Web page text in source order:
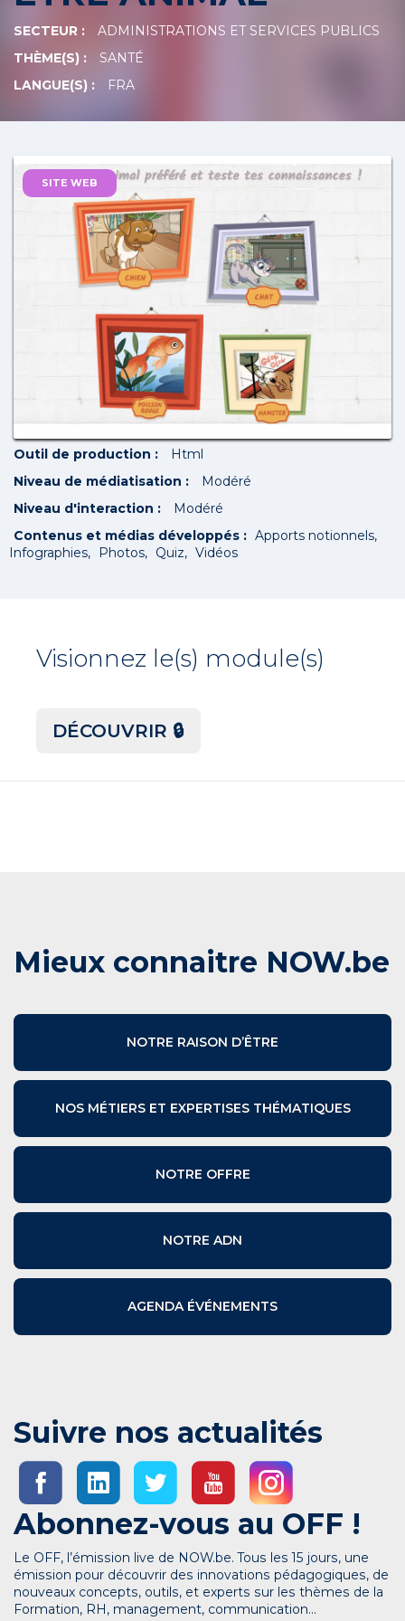
SITE WEB
SECTEUR :
ADMINISTRATIONS ET SERVICES PUBLICS
THÈME(S) :
SANTÉ
LANGUE(S) :
FRA
Outil de production :
Html
Niveau de médiatisation :
Modéré
Niveau d'interaction :
Modéré
Contenus et médias développés : Apports notionnels
Infographies
Photos Quiz Vidéos
Visionnez le(s) module(s)
DÉCOUVRIR 🔒
Mieux connaitre NOW.be
NOTRE RAISON D’ÊTRE
NOS MÉTIERS ET EXPERTISES THÉMATIQUES
NOTRE OFFRE
NOTRE ADN
AGENDA ÉVÉNEMENTS
Suivre nos actualités
Abonnez-vous au OFF !
Le OFF, l’émission live de NOW.be. Tous les 15 jours, une
émission pour découvrir des innovations pédagogiques, de
nouveaux concepts, outils, et experts sur les thèmes de la
Formation, RH, management, communication…